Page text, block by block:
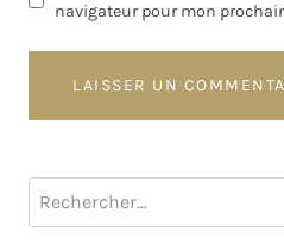
navigateur pour mon
Rechercher :